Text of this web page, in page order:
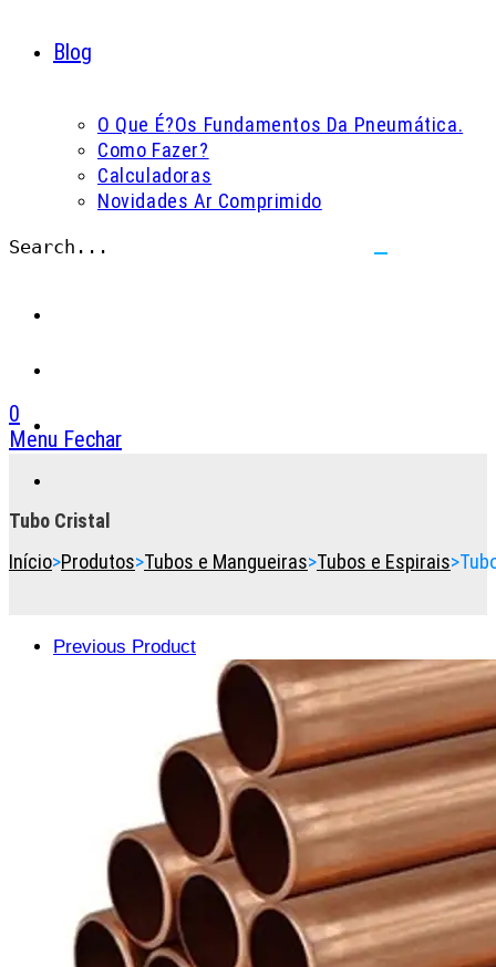
Blog
O Que É?Os Fundamentos Da Pneumática.
Como Fazer?
Calculadoras
Novidades Ar Comprimido
Search...
0
Menu Fechar
button
expand
Tubo Cristal
Início>Produtos>Tubos e Mangueiras>Tubos e Espirais>
Previous Product